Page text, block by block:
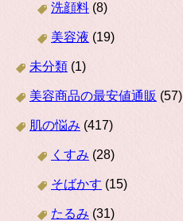
洗顔料 (8)
美容液 (19)
未分類 (1)
美容商品の最安値通販 (57)
肌の悩み (417)
くすみ (28)
そばかす (15)
たるみ (31)